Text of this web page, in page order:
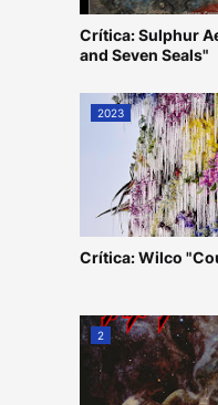
Crítica: Sulphur
and Seven Seals"
2023
Crítica: Wilco
2